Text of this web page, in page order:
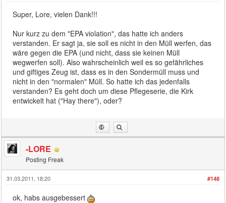
Super, Lore, vielen Dank!!!
Nur kurz zu dem "EPA violation", das hatte ich anders
verstanden. Er sagt ja, sie soll es nicht in den Müll werfen, das
wäre gegen die EPA (und nicht, dass sie keinen Müll
wegwerfen soll). Also wahrscheinlich weil es so gefährliches
und giftiges Zeug ist, dass es in den Sondermüll muss und
nicht in den "normalen" Müll. So hatte ich das jedenfalls
verstanden? Es geht doch um diese Pflegeserie, die Kirk
entwickelt hat ("Hay there"), oder?
-LORE
Posting Freak
#148
31.03.2011, 18:20
ok, habs ausgebessert